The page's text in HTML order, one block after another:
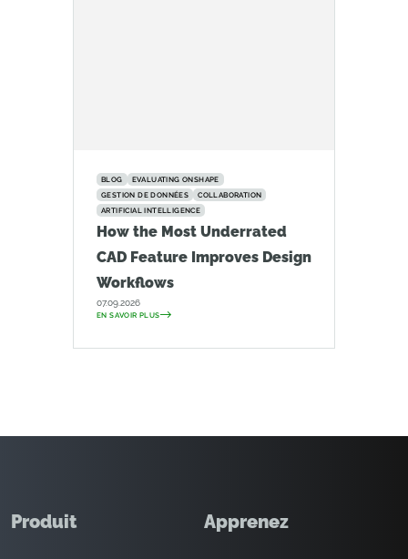
BLOG
EVALUATING ONSHAPE
GESTION DE DONNÉES
COLLABORATION
ARTIFICIAL INTELLIGENCE
How the Most Underrated
CAD Feature Improves Design
Workflows
07.09.2026
EN SAVOIR PLUS
Produit Apprenez